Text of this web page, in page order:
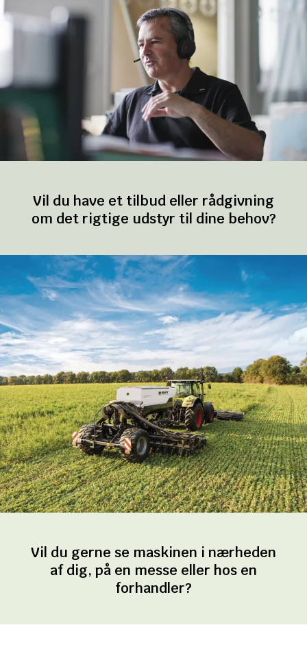
Vil du have et tilbud eller rådgivning
om det rigtige udstyr til dine behov?
Vil du gerne se maskinen i nærheden
af dig, på en messe eller hos en
forhandler?